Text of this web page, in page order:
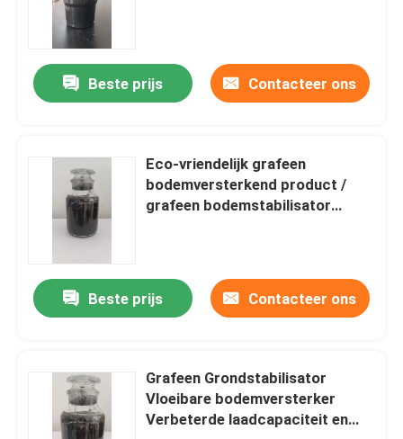
Beste prijs Contacteer ons
Eco-vriendelijk grafeen
bodemversterkend product /
grafeen bodemstabilisator
Beste prijs Contacteer ons
Grafeen Grondstabilisator
Vloeibare bodemversterker
Verbeterde laadcapaciteit en